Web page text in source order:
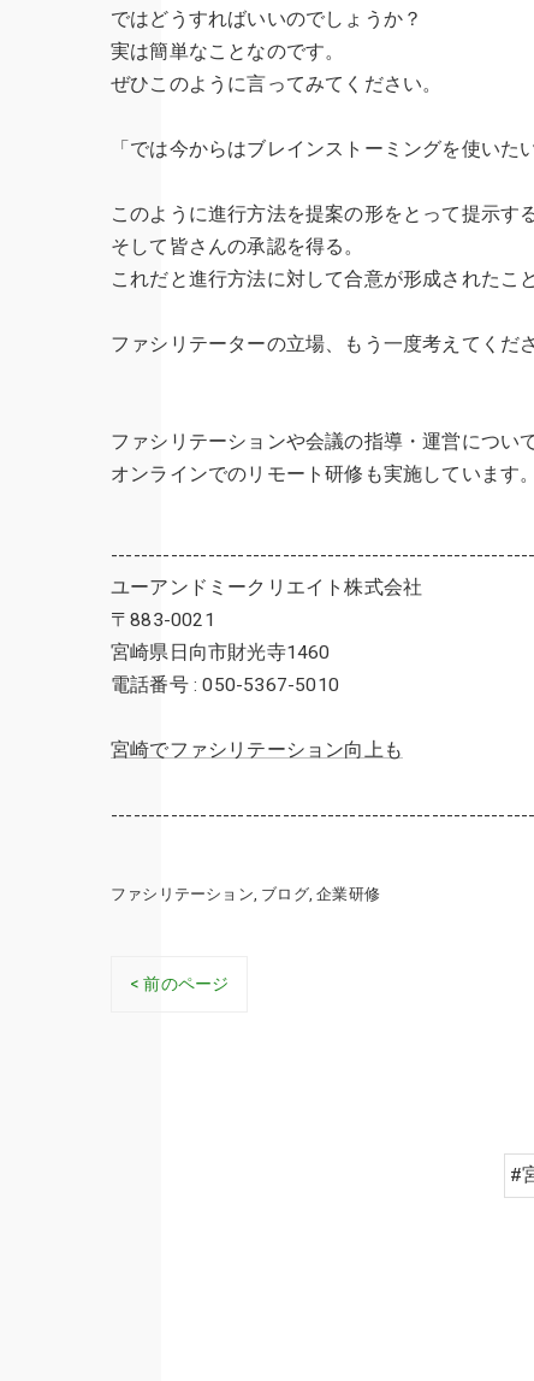
ではどうすればいいのでしょうか？
実は簡単なことなのです。
ぜひこのように言ってみてください。
「では今からはブレインストーミングを使いた
このように進行方法を提案の形をとって提示す
そして皆さんの承認を得る。
これだと進行方法に対して合意が形成されたこ
ファシリテーターの立場、もう一度考えてくだ
ファシリテーションや会議の指導・運営につい
オンラインでのリモート研修も実施しています。
ユーアンドミークリエイト株式会社
〒883-0021
宮崎県日向市財光寺1460
電話番号 : 050-5367-5010
宮崎でファシリテーション向上も
ファシリテーション ブログ 企業研修
< 前のページ
#